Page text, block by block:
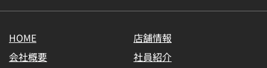
HOME
店舗情報
会社概要
社員紹介